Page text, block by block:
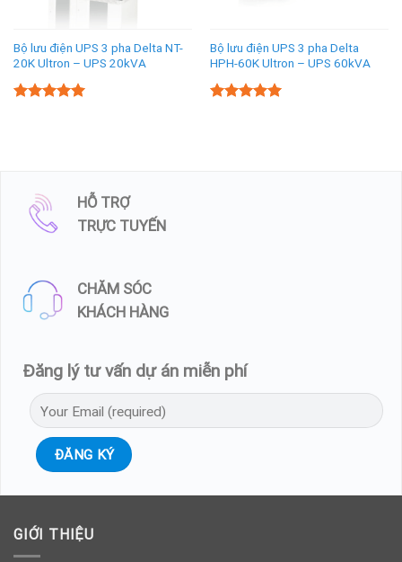
Bộ lưu điện UPS 3 pha Delta NT-
20K Ultron – UPS 20kVA
Bộ lưu điện UPS 3 pha Delta
HPH-60K Ultron – UPS 60kVA
HỖ TRỢ
TRỰC TUYẾN
CHĂM SÓC
KHÁCH HÀNG
Đăng lý tư vấn dự án miễn phí
GIỚI THIỆU